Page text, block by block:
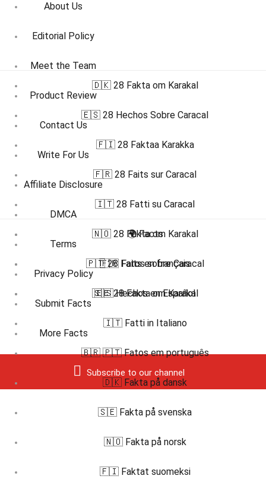
About Us
Editorial Policy
Meet the Team
Product Review
Contact Us
Write For Us
Affiliate Disclosure
DMCA
Terms
Privacy Policy
Submit Facts
More Facts
Subscribe to our channel
🇩🇰 28 Fakta om Karakal
🇪🇸 28 Hechos Sobre Caracal
🇫🇮 28 Faktaa Karakka
🇫🇷 28 Faits sur Caracal
🇮🇹 28 Fatti su Caracal
🇳🇴 28 Fakta om Karakal
🇵🇹 28 Fatos sobre Caracal
🇸🇪 28 Fakta om Karakal
🌍 Facts
🇫🇷 Faits en français
🇪🇸 Hechos en Español
🇮🇹 Fatti in Italiano
🇧🇷 🇵🇹 Fatos em português
🇩🇰 Fakta på dansk
🇸🇪 Fakta på svenska
🇳🇴 Fakta på norsk
🇫🇮 Faktat suomeksi